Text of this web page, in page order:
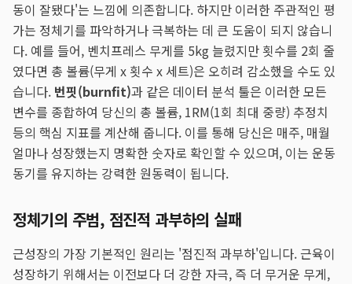
동이 잘됐다'는 느낌에 의존합니다. 하지만 이러한 주관적인 평
가는 정체기를 파악하거나 극복하는 데 큰 도움이 되지 않습니
다. 예를 들어, 벤치프레스 무게를 5kg 늘렸지만 횟수를 2회 줄
였다면 총 볼륨(무게 x 횟수 x 세트)은 오히려 감소했을 수도 있
습니다. 번핏(burnfit)과 같은 데이터 분석 툴은 이러한 모든
변수를 종합하여 당신의 총 볼륨, 1RM(1회 최대 중량) 추정치
등의 핵심 지표를 계산해 줍니다. 이를 통해 당신은 매주, 매월
얼마나 성장했는지 명확한 숫자로 확인할 수 있으며, 이는 운동
동기를 유지하는 강력한 원동력이 됩니다.
정체기의 주범, 점진적 과부하의 실패
근성장의 가장 기본적인 원리는 '점진적 과부하'입니다. 근육이
성장하기 위해서는 이전보다 더 강한 자극, 즉 더 무거운 무게,